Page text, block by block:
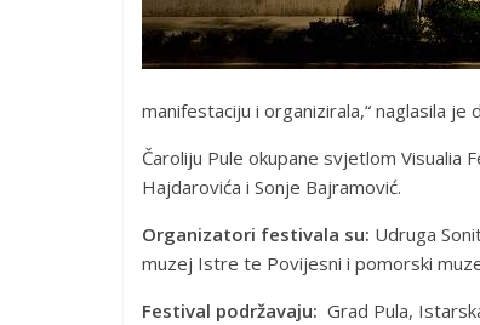
manifestaciju i organizirala,“ naglasila
Čaroliju Pule okupane svjetlom Visualia
Hajdarovića i Sonje Bajramović.
Organizatori festivala su: Udruga
muzej Istre te Povijesni i pomorski
Festival podržavaju: Grad Pula,